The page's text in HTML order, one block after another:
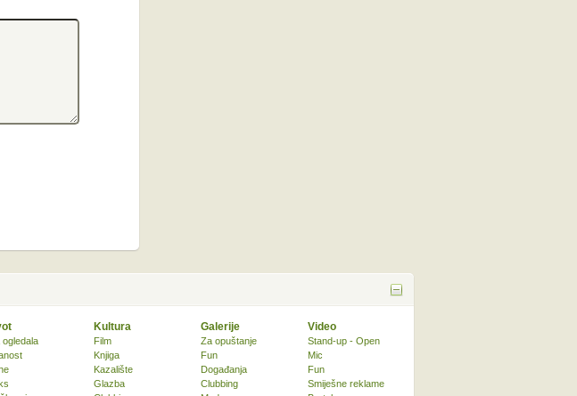
ogledala
Kultura
Film
Knjiga
Kazalište
Glazba
Galerije
Za opuštanje
Fun
Događanja
Clubbing
Video
Stand-up - Open
Mic
Fun
Smiješne reklame